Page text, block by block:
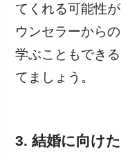
てくれる可能性
ウンセラーから
学ぶこともでき
てましょう。
3. 結婚に向け